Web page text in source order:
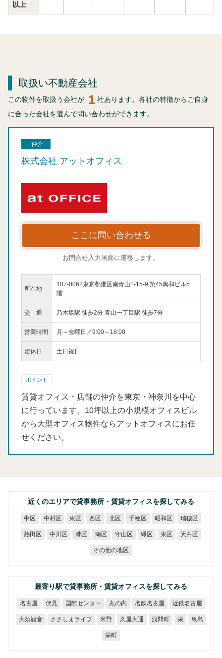
以上
取扱い不動産会社
この物件を取扱う会社が 1 社あります。各社の特徴からご自身
に合った会社を選んで問い合わせができます。
仲介
株式会社 アットオフィス
ここに問い合わせる
お問合せ入力画面に遷移します。
所在地
107-0062東京都港区南青山1-15-9 第45興和ビル5
階
交 通 乃木坂駅 徒歩2分 青山一丁目駅 徒歩7分
営業時間 月～金曜日／9:00～18:00
定休日 土日祝日
ポイント
賃貸オフィス・店舗の仲介を東京・神奈川を中心
に行っています。10坪以上の小規模オフィスビル
から大型オフィス物件ならアットオフィスにお任
せください。
近くのエリアで貸事務所・賃貸オフィスを探してみる
中区 中村区 東区 西区 北区 千種区 昭和区 瑞穂区
熱田区 中川区 港区 南区 守山区 緑区 東区 天白区
その他の地区
最寄り駅で貸事務所・賃貸オフィスを探してみる
名古屋 伏見 国際センター 丸の内 名鉄名古屋 近鉄名古屋
大須観音 ささしまライブ 米野 久屋大通 浅間町 栄 亀島
栄町